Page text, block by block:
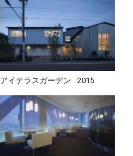
アイテラスガーデン 2015